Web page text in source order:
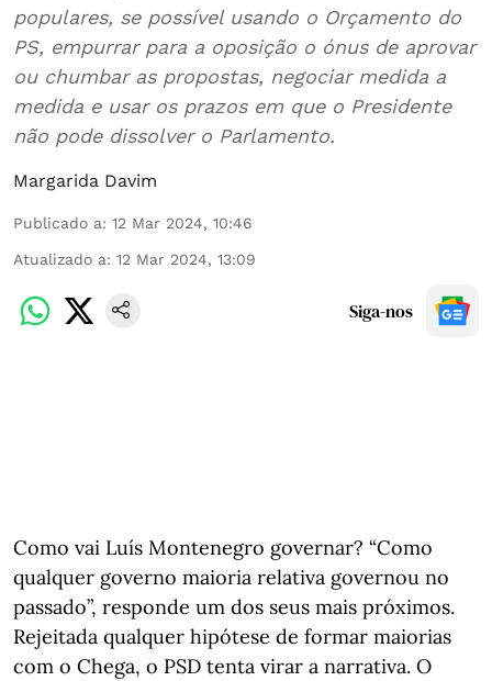
populares, se possível usando o Orçamento do
PS, empurrar para a oposição o ónus de aprovar
ou chumbar as propostas, negociar medida a
medida e usar os prazos em que o Presidente
não pode dissolver o Parlamento.
Margarida Davim
Publicado a: 12 Mar 2024, 10:46
Atualizado a: 12 Mar 2024, 13:09
Siga-nos
Como vai Luís Montenegro governar? “Como
qualquer governo maioria relativa governou no
passado”, responde um dos seus mais próximos.
Rejeitada qualquer hipótese de formar maiorias
com o Chega, o PSD tenta virar a narrativa. O